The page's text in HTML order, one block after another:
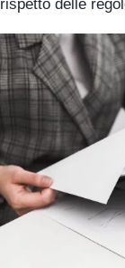
rispetto delle